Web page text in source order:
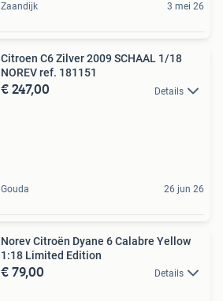
Zaandijk 3 mei 26
Citroen C6 Zilver 2009 SCHAAL 1/18
NOREV ref. 181151
€ 247,00 Details
Gouda 26 jun 26
Norev Citroën Dyane 6 Calabre Yellow
1:18 Limited Edition
€ 79,00 Details